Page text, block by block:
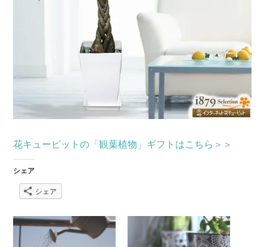
花キューピットの「観葉植物」ギフトはこちら＞＞
シェア
シェア